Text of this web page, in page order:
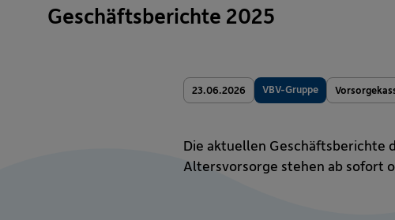
Geschäftsberichte 2025
23.06.2026 VBV-Gruppe
Die aktuellen Geschäftsberichte
Altersvorsorge stehen ab sofort